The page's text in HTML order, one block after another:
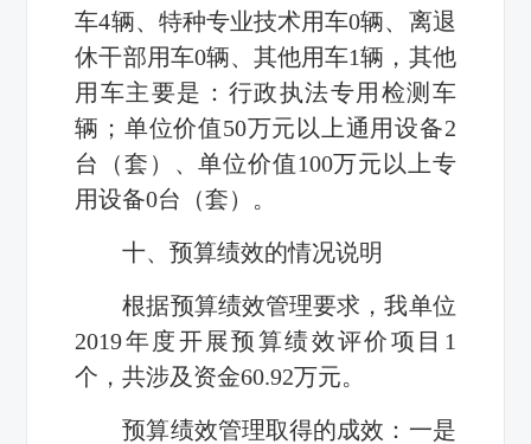
车4辆、特种专业技术用车0辆、离退
休干部用车0辆、其他用车1辆，其他
用车主要是： 行政执法专用检测车
辆 ； 单位价值50万元以上通用设备2
台（套）、单位价值100万元以上专
用设备0台（套）。
十、预算绩效的情况说明
根据预算绩效管理要求，我单位
2019年度开展预算绩效评价项目 1
个，共涉及资金60.92万元。
预算绩效管理取得的成效：一是